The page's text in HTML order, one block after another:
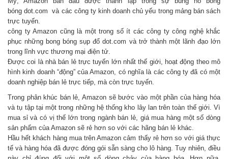
bóng dot.com và các công ty kinh doanh chủ yếu trong mảng bán sách
trực tuyến.
công ty Amazon cũng là một trong số ít các công ty công nghệ khắc
phục những bong bóng sụp đổ dot.com và trở thành một lãnh đạo lớn
trong lĩnh vực thương mại điện tử.
Được coi là nhà bán lẻ trực tuyến lớn nhất thế giới, hoạt động theo mô
hình kinh doanh “động” của Amazon, có nghĩa là các công ty đã có một
doanh nghiệp bán lẻ trực tiếp, mà còn trực tuyến.
Trong phân khúc bán lẻ, Amazon sẽ bước vào một phần của hàng hóa
và tụ tập tại một trong những hệ thống kho lây lan trên toàn thế giới. Vì
mua sỉ và có vị thế lớn trong ngành bán lẻ, giá mua hàng một số dòng
sản phẩm của Amazon sẽ rẻ hơn so với các hãng bán lẻ khác.
Hầu hết khách hàng mua trên Amazon cảm thấy rẻ hơn so với giá thực
tế và hàng hóa đã được đóng gói sẵn sàng cho lô hàng. Tuy nhiên, điều